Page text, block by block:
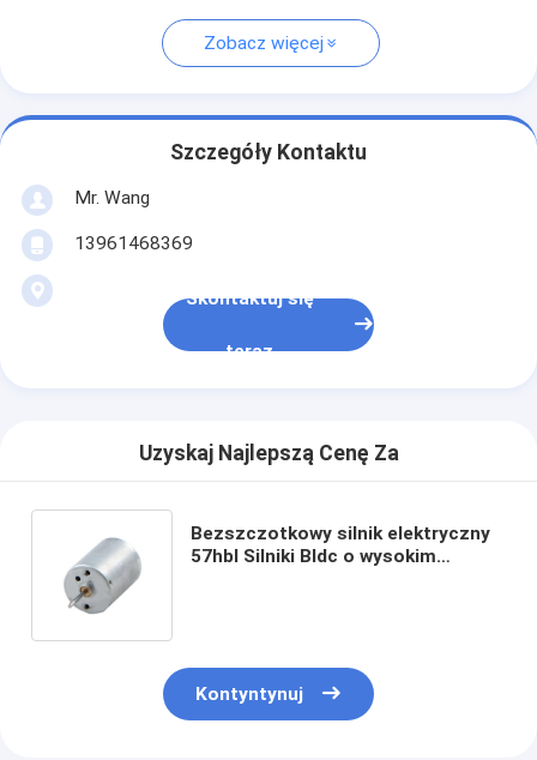
Zobacz więcej
Szczegóły Kontaktu
Mr. Wang
13961468369
Skontaktuj się
teraz
Uzyskaj Najlepszą Cenę Za
Bezszczotkowy silnik elektryczny
57hbl Silniki Bldc o wysokim
Kontyntynuj